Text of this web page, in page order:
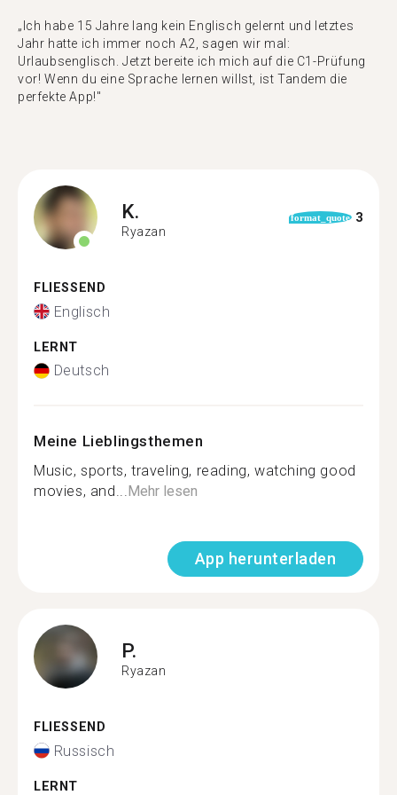
„Ich habe 15 Jahre lang kein Englisch gelernt und letztes
Jahr hatte ich immer noch A2, sagen wir mal:
Urlaubsenglisch. Jetzt bereite ich mich auf die C1-Prüfung
vor! Wenn du eine Sprache lernen willst, ist Tandem die
perfekte App!"
K.
Ryazan
format_quote 3
FLIESSEND
Englisch
LERNT
Deutsch
Meine Lieblingsthemen
Music, sports, traveling, reading, watching good
movies, and...Mehr lesen
App herunterladen
P.
Ryazan
FLIESSEND
Russisch
LERNT